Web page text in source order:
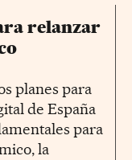
relanzar
planes para
de España
para
la